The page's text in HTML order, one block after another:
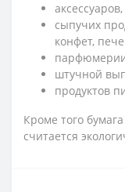
сыпучих
конфет,
штучной
продуктов
Кроме того
считается